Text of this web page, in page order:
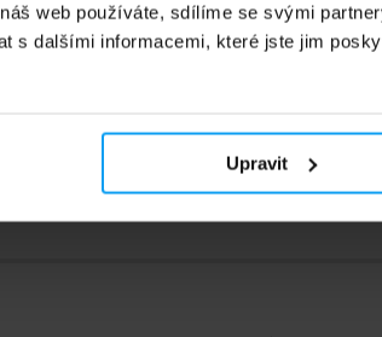
web používáte, sdílíme se svými
s dalšími informacemi, které jste jim
Upravit